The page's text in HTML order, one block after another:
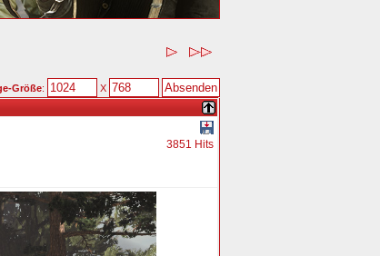
Größe: X
3851 Hits